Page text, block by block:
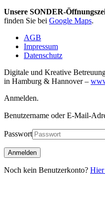
Unsere SONDER-
finden Sie bei Google Maps.
AGB
Impressum
Datenschutz
Digitale und Kreative
in Hamburg & Hannover –
Anmelden.
Benutzername oder E-Mail-
Passwort
Noch kein Benutzerkonto? Hier